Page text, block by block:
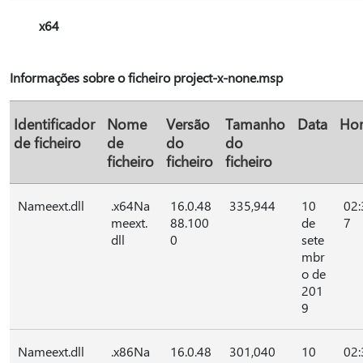
x64
Informações sobre o ficheiro project-x-none.msp
Identificador
de ficheiro
Nome
de
ficheiro
Versão
do
ficheiro
Tamanho
do
ficheiro
Data
Nameext.dll
.x64Na
meext.
dll
16.0.48
88.100
0
335,944
10
de
sete
mbr
o de
201
9
7
Nameext.dll
.x86Na
16.0.48
301,040
10